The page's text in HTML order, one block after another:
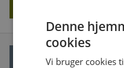
Denne
cookies
Vi bruger cookies